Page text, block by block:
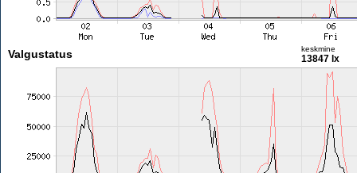
Valgustatus keskmine
13847 lx